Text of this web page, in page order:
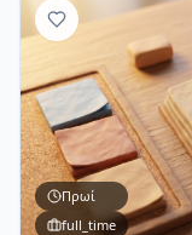
Πρωί
full_time